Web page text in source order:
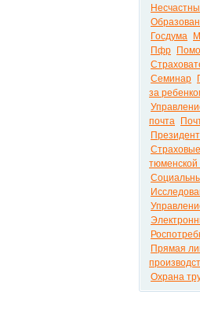
Госдума
Пфр
Семинар
за
почта
Президент
тюменской
Прямая
Охрана